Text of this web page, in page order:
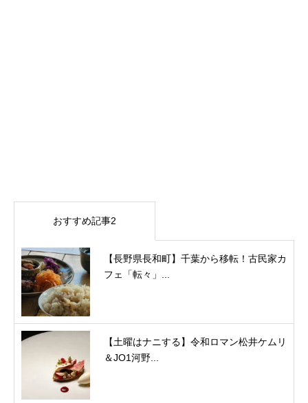
おすすめ記事2
【長野県長和町】千葉から移転！古民家カ
フェ「転々」...
【土曜はナニする】令和ロマン松井ケムリ
＆JO1河野...